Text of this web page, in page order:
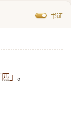
书证
匹 」 。